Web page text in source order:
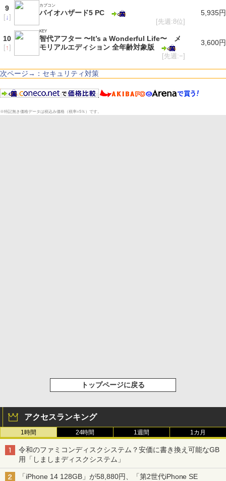
9
[↓]
カプコン
バイオハザード5 PC
[先週:8位]
5,935円
10
[↑]
KEY
智代アフター 〜It’s a Wonderful Life〜 メ
モリアルエディション 全年齢対象版
[先週:−]
3,600円
次ページ→：セキュリティ対策
※特記無き価格データは税込み価格（税率=5％）です。
トップページに戻る
アクセスランキング
1時間 24時間 1週間 1カ月
令和のファミコンディスクシステム？安価に書き換え可能なGB
用「しましまディスクシステム」
「iPhone 14 128GB」が58,880円、「第2世代iPhone SE